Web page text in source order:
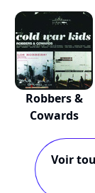
Robbers &
Cowards
Voir